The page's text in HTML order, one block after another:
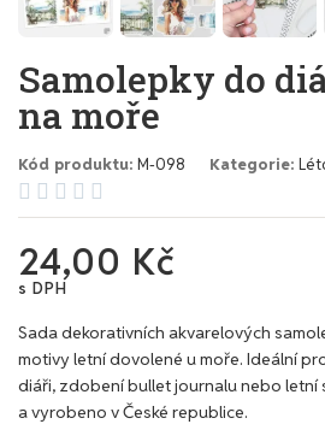
Samolepky do
na moře
Kód produktu M-098 Kategorie
    
24,00 Kč
s DPH
Sada dekorativních akvarelových
motivy letní dovolené u moře. Ideální
diáři, zdobení bullet journalu nebo letní
a vyrobeno v České republice.